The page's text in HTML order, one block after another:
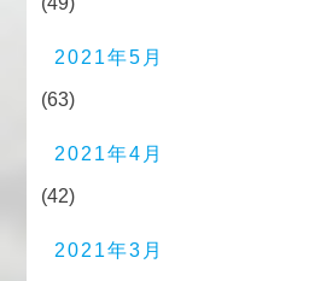
2021年5月
(63)
2021年4月
(42)
2021年3月